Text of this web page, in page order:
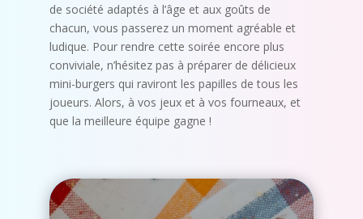
de société adaptés à l’âge et aux goûts de
chacun, vous passerez un moment agréable et
ludique. Pour rendre cette soirée encore plus
conviviale, n’hésitez pas à préparer de délicieux
mini-burgers qui raviront les papilles de tous les
joueurs. Alors, à vos jeux et à vos fourneaux, et
que la meilleure équipe gagne !